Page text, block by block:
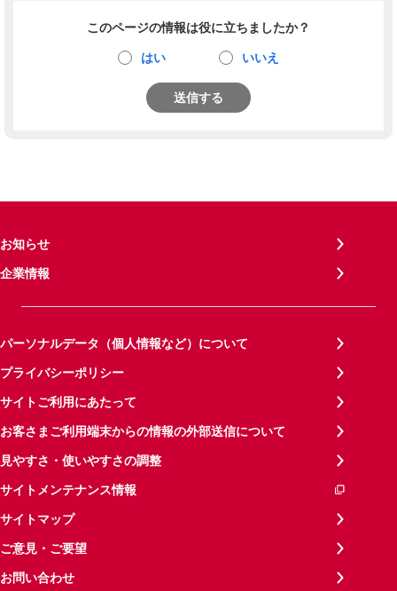
このページの情報は役に立ちましたか？
はい いいえ
送信する
お知らせ
企業情報
パーソナルデータ（個人情報など）について
プライバシーポリシー
サイトご利用にあたって
お客さまご利用端末からの情報の外部送信について
見やすさ・使いやすさの調整
サイトメンテナンス情報
サイトマップ
ご意見・ご要望
お問い合わせ